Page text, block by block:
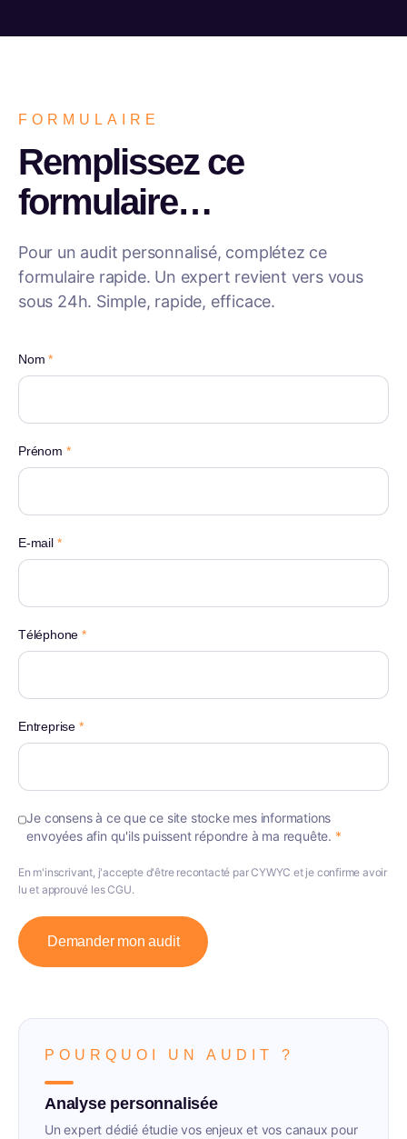
FORMULAIRE
Remplissez ce
formulaire…
Pour un audit personnalisé, complétez ce
formulaire rapide. Un expert revient vers vous
sous 24h. Simple, rapide, efficace.
Nom *
Prénom *
E-mail *
Téléphone *
Entreprise *
Je consens à ce que ce site stocke mes informations
envoyées afin qu'ils puissent répondre à ma requête. *
En m'inscrivant, j'accepte d'être recontacté par CYWYC et je confirme avoir
lu et approuvé les CGU.
Demander mon audit
POURQUOI UN AUDIT ?
Analyse personnalisée
Un expert dédié étudie vos enjeux et vos canaux pour